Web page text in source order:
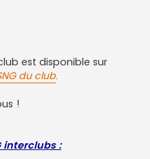
est disponible sur
du club.
!
interclubs :